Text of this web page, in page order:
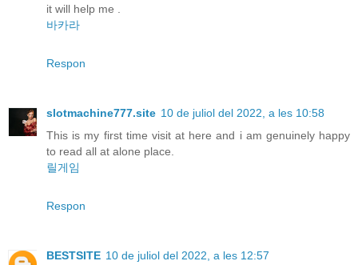
it will help me .
바카라
Respon
slotmachine777.site 10 de juliol del 2022, a les 10:58
This is my first time visit at here and i am genuinely happy
to read all at alone place.
릴게임
Respon
BESTSITE 10 de juliol del 2022, a les 12:57